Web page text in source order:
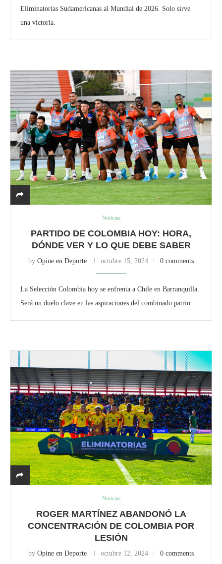
Eliminatorias Sudamericanas al Mundial de 2026. Solo sirve
una victoria.
Noticias
PARTIDO DE COLOMBIA HOY: HORA,
DÓNDE VER Y LO QUE DEBE SABER
by Opine en Deporte octubre 15, 2024 0 comments
La Selección Colombia hoy se enfrenta a Chile en Barranquilla.
Será un duelo clave en las aspiraciones del combinado patrio.
Noticias
ROGER MARTÍNEZ ABANDONÓ LA
CONCENTRACIÓN DE COLOMBIA POR
LESIÓN
by Opine en Deporte octubre 12, 2024 0 comments